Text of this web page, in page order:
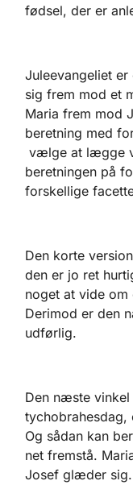
fødsel, der er
Juleevangeliet
sig frem mod et
Maria frem mod
beretning med
vælge at lægge
beretningen på
forskellige
Den korte
den er jo ret
noget at vide
Derimod er den
udførlig.
Den næste vinkel
tychobrahesdag,
Og sådan kan
net fremstå.
Josef glæder